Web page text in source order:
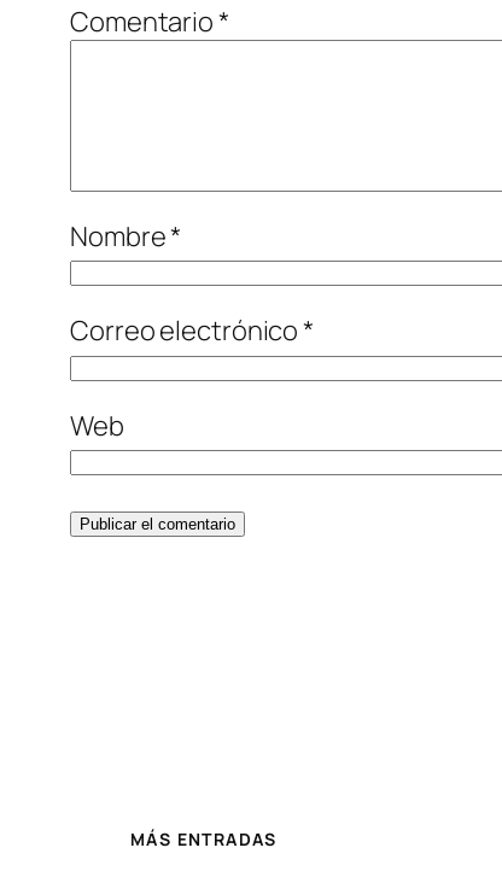
Comentario*
Nombre*
Correo electrónico*
Web
MÁS ENTRADAS